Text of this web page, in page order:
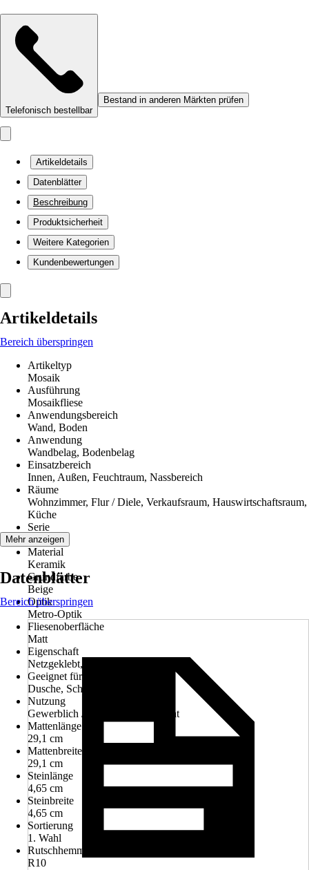
Telefonisch bestellbar
Bestand in anderen Märkten prüfen
Artikeldetails
Datenblätter
Beschreibung
Produktsicherheit
Weitere Kategorien
Kundenbewertungen
Artikeldetails
Bereich überspringen
Artikeltyp
Mosaik
Ausführung
Mosaikfliese
Anwendungsbereich
Wand, Boden
Anwendung
Wandbelag, Bodenbelag
Einsatzbereich
Innen, Außen, Feuchtraum, Nassbereich
Räume
Wohnzimmer, Flur / Diele, Verkaufsraum, Hauswirtschaftsraum,
Küche
Serie
-
Material
Keramik
Grundfarbe
Beige
Optik
Metro-Optik
Fliesenoberfläche
Matt
Eigenschaft
Netzgeklebt, Schwimmbadgeeignet
Geeignet für
Dusche, Schwimmbad
Nutzung
Gewerblich / Objektbereich, Privat
Mattenlänge
29,1 cm
Mattenbreite
29,1 cm
Steinlänge
4,65 cm
Steinbreite
4,65 cm
Sortierung
1. Wahl
Rutschhemmung
R10
Mehr anzeigen
Datenblätter
Bereich überspringen